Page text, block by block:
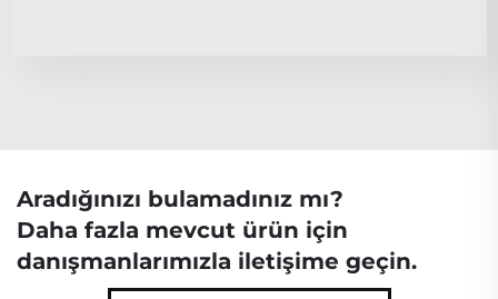
Aradığınızı bulamadınız mı?
Daha fazla mevcut ürün için
danışmanlarımızla iletişime geçin.